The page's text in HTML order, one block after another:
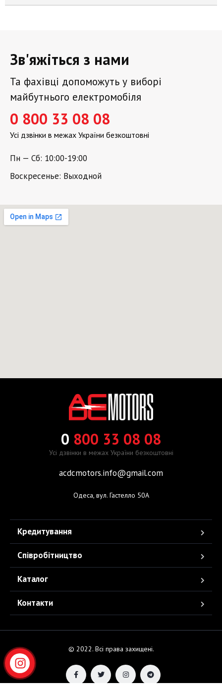
Зв'яжіться з нами
Та фахівці допоможуть у виборі
майбутнього електромобіля
0 800 33 08 08
Усі дзвінки в межах України безкоштовні
Пн — Сб: 10:00-19:00
Воскресенье: Выходной
0 800 33 08 08
Усі дзвінки в межах України безкоштовні
acdcmotors.info@gmail.com
Одеса, вул. Гастелло 50А
Кредитування
Співробітництво
Каталог
Контакти
© 2022. Всі права захищені.